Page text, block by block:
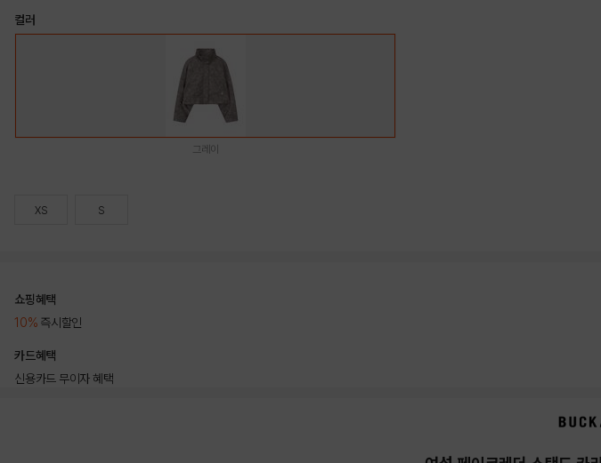
컬러
그레이
XS S
쇼핑혜택
10% 즉시할인
카드혜택
신용카드 무이자 혜택